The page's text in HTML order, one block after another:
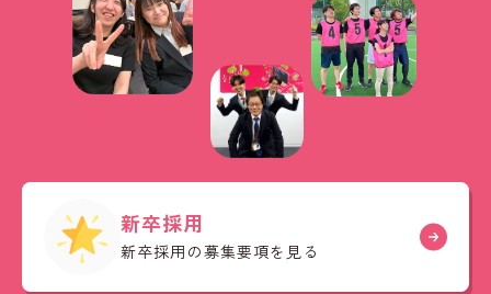
新卒採用
新卒採用の募集要項を見る